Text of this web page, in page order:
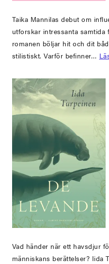
Taika Mannilas debut om
utforskar intressanta samtida
romanen böljar hit och dit
stilistiskt. Varför befinner…
Vad händer när ett havsdjur
människans berättelser? Iida